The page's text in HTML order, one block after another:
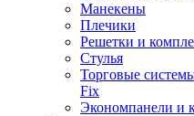
Манекены
Плечики
Решетки и
Стулья
Торговые
Fix
Экономпанели и